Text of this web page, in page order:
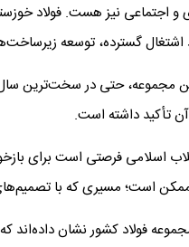
اجتماعی نیز هست. فولاد
اشتغال گسترده، توسعه
این مجموعه، حتی در سخت‌ترین
تأکید داشته است.
اسلامی فرصتی است برای
ممکن است؛ مسیری که با
فولاد کشور نشان داده‌اند